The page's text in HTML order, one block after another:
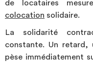
de locataires
colocation solidaire.
La solidarité
constante. Un retard,
pèse immédiatement